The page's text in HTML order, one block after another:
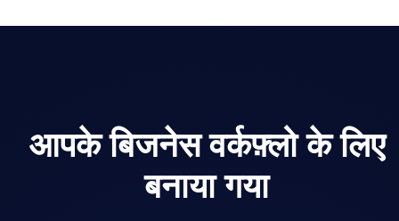
आपके बिजनेस वर्कफ़्लो के लिए
बनाया गया